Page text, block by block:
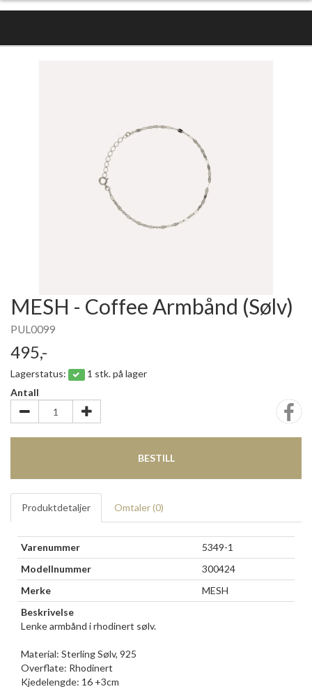
MESH - Coffee Armbånd (Sølv)
PUL0099
495,-
Lagerstatus:
1 stk. på lager
Antall
BESTILL
Produktdetaljer Omtaler (0)
Varenummer
5349-1
Modellnummer
300424
Merke
MESH
Beskrivelse
Lenke armbånd i rhodinert sølv.
Material: Sterling Sølv, 925
Overflate: Rhodinert
Kjedelengde: 16 +3cm